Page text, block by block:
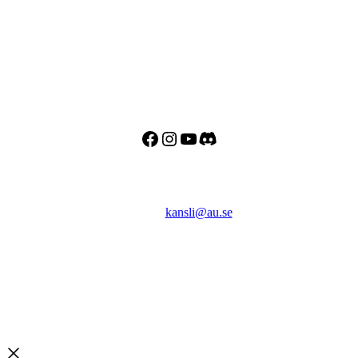
Facebook
Instagram
YouTube
Discord
kansli@au.se